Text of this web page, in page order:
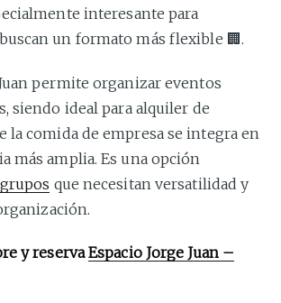
interesante para
un formato más flexible 🏢.
permite organizar eventos
siendo ideal para alquiler de
la comida de empresa se integra en
más amplia. Es una opción
que necesitan versatilidad y
y reservaEspacio Jorge Juan –